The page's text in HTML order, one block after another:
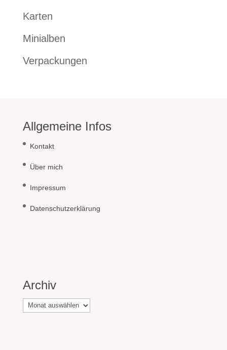
Karten
Minialben
Verpackungen
Allgemeine Infos
Kontakt
Über mich
Impressum
Datenschutzerklärung
Archiv
Archiv